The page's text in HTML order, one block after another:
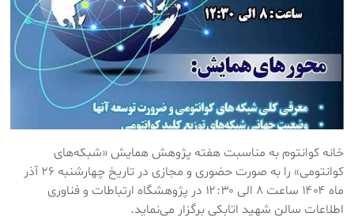
خانه کوانتوم به مناسبت هفته پژوهش همایش «شبکه‌های
کوانتومی» را به صورت حضوری و مجازی در تاریخ چهارشنبه ۲۶ آذر
ماه ۱۴۰۴ ساعت ۸ الی ۱۲:۳۰ در پژوهشگاه ارتباطات و فناوری
اطلاعات سالن شهید اتابکی برگزار می‌نماید.